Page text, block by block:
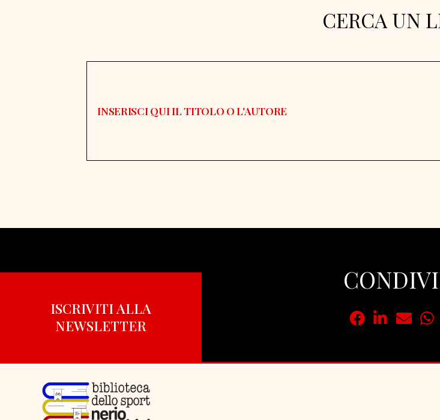
CERCA UN
ISCRIVITI ALLA
NEWSLETTER